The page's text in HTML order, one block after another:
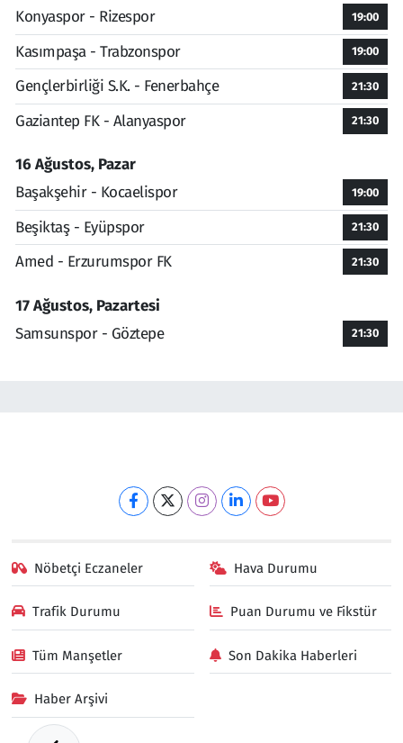
Konyaspor - Rizespor
19:00
Kasımpaşa - Trabzonspor 19:00
Gençlerbirliği S.K. - Fenerbahçe 21:30
Gaziantep FK - Alanyaspor 21:30
16 Ağustos, Pazar
Başakşehir - Kocaelispor
19:00
Beşiktaş - Eyüpspor 21:30
Amed - Erzurumspor FK 21:30
17 Ağustos, Pazartesi
Samsunspor - Göztepe
21:30
Nöbetçi Eczaneler Hava Durumu
Trafik Durumu Puan Durumu ve Fikstür
Tüm Manşetler Son Dakika Haberleri
Haber Arşivi